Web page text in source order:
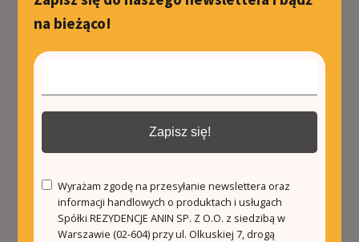
na bieżąco!
Zapisz się!
Wyrażam zgodę na przesyłanie newslettera oraz
informacji handlowych o produktach i usługach
Spółki REZYDENCJE ANIN SP. Z O.O. z siedzibą w
Warszawie (02-604) przy ul. Olkuskiej 7, drogą